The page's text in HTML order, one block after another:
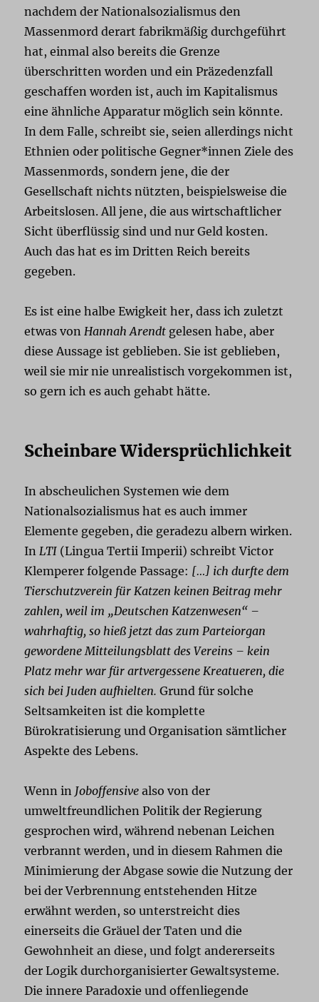
nachdem der Nationalsozialismus den
Massenmord derart fabrikmäßig durchgeführt
hat, einmal also bereits die Grenze
überschritten worden und ein Präzedenzfall
geschaffen worden ist, auch im Kapitalismus
eine ähnliche Apparatur möglich sein könnte.
In dem Falle, schreibt sie, seien allerdings nicht
Ethnien oder politische Gegner*innen Ziele des
Massenmords, sondern jene, die der
Gesellschaft nichts nützten, beispielsweise die
Arbeitslosen. All jene, die aus wirtschaftlicher
Sicht überflüssig sind und nur Geld kosten.
Auch das hat es im Dritten Reich bereits
gegeben.
Es ist eine halbe Ewigkeit her, dass ich zuletzt
etwas von Hannah Arendt gelesen habe, aber
diese Aussage ist geblieben. Sie ist geblieben,
weil sie mir nie unrealistisch vorgekommen ist,
so gern ich es auch gehabt hätte.
Scheinbare Widersprüchlichkeit
In abscheulichen Systemen wie dem
Nationalsozialismus hat es auch immer
Elemente gegeben, die geradezu albern wirken.
In LTI (Lingua Tertii Imperii) schreibt Victor
Klemperer folgende Passage: […] ich durfte dem
Tierschutzverein für Katzen keinen Beitrag mehr
zahlen, weil im „Deutschen Katzenwesen“ –
wahrhaftig, so hieß jetzt das zum Parteiorgan
gewordene Mitteilungsblatt des Vereins – kein
Platz mehr war für artvergessene Kreatueren, die
sich bei Juden aufhielten.Grund für solche
Seltsamkeiten ist die komplette
Bürokratisierung und Organisation sämtlicher
Aspekte des Lebens.
Wenn in Joboffensive also von der
umweltfreundlichen Politik der Regierung
gesprochen wird, während nebenan Leichen
verbrannt werden, und in diesem Rahmen die
Minimierung der Abgase sowie die Nutzung der
bei der Verbrennung entstehenden Hitze
erwähnt werden, so unterstreicht dies
einerseits die Gräuel der Taten und die
Gewohnheit an diese, und folgt andererseits
der Logik durchorganisierter Gewaltsysteme.
Die innere Paradoxie und offenliegende